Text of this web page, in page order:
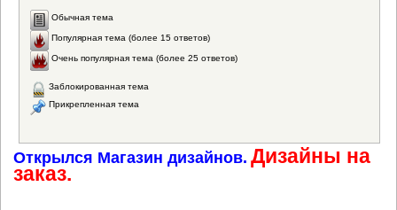
Обычная тема
Популярная тема (более 15 ответов)
Очень популярная тема (более 25 ответов)
Заблокированная тема
Прикрепленная тема
Открылся Магазин дизайнов. Дизайны на
заказ.